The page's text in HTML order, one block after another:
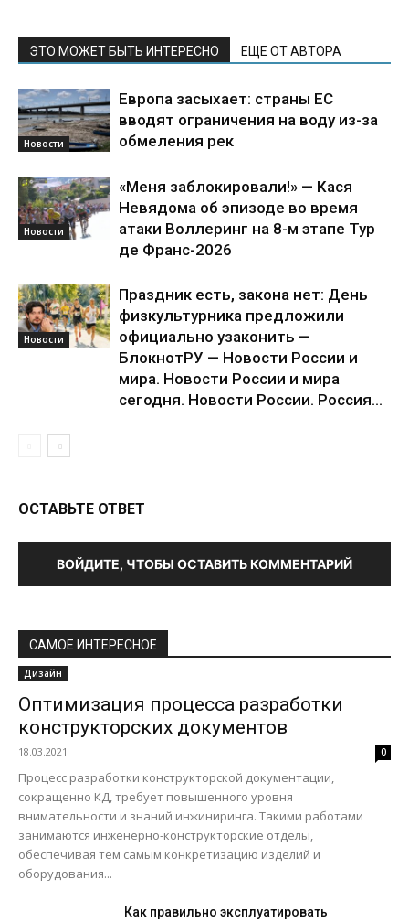
ЭТО МОЖЕТ БЫТЬ ИНТЕРЕСНО ЕЩЕ ОТ АВТОРА
Новости
Европа засыхает: страны ЕС
вводят ограничения на воду из-за
обмеления рек
Новости
«Меня заблокировали!» — Кася
Невядома об эпизоде во время
атаки Воллеринг на 8-м этапе Тур
де Франс-2026
Новости
Праздник есть, закона нет: День
физкультурника предложили
официально узаконить —
БлокнотРУ — Новости России и
мира. Новости России и мира
сегодня. Новости России. Россия...
ОСТАВЬТЕ ОТВЕТ
ВОЙДИТЕ, ЧТОБЫ ОСТАВИТЬ КОММЕНТАРИЙ
САМОЕ ИНТЕРЕСНОЕ
Дизайн
Оптимизация процесса разработки
конструкторских документов
18.03.2021 0
Процесс разработки конструкторской документации,
сокращенно КД, требует повышенного уровня
внимательности и знаний инжиниринга. Такими работами
занимаются инженерно-конструкторские отделы,
обеспечивая тем самым конкретизацию изделий и
оборудования...
Как правильно эксплуатировать